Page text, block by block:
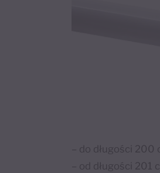
– do długości 200
– od długości